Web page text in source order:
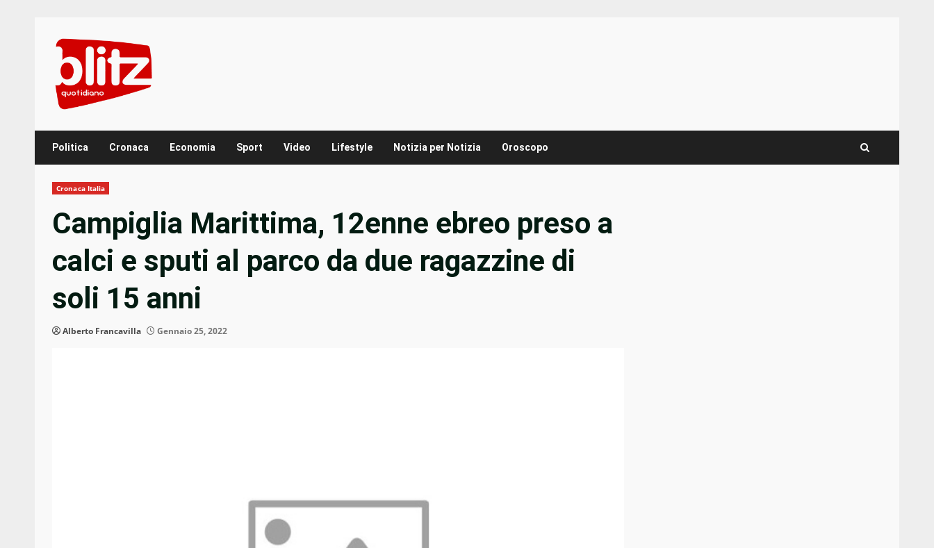
content
Politica Cronaca Economia Sport Video Lifestyle Notizia per Notizia Oroscopo
Cronaca Italia
Campiglia Marittima, 12enne ebreo preso a
calci e sputi al parco da due ragazzine di
soli 15 anni
Alberto Francavilla Gennaio 25, 2022